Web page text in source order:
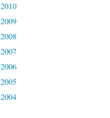
2010
2009
2008
2007
2006
2005
2004